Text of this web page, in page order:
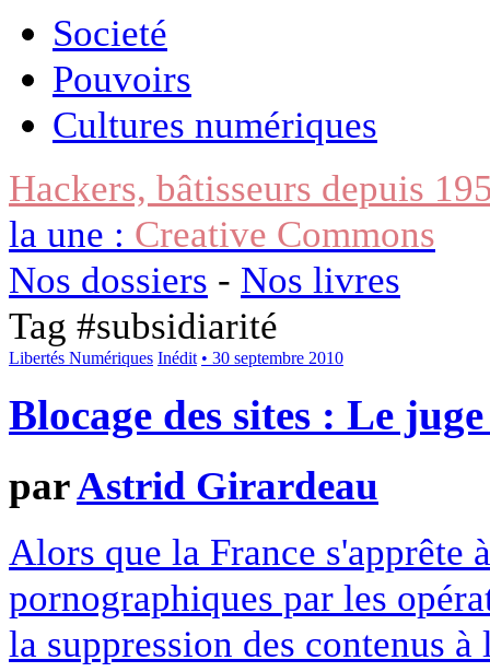
Societé
Pouvoirs
Cultures numériques
Hackers, bâtisseurs depuis
la une : Creative Commons
Nos dossiers - Nos livres
Tag #subsidiarité
Libertés Numériques Inédit • 30 septembre 2010
Blocage des sites : Le
parAstrid Girardeau
Alors que la France s'apprête
pornographiques par les
la suppression des contenus